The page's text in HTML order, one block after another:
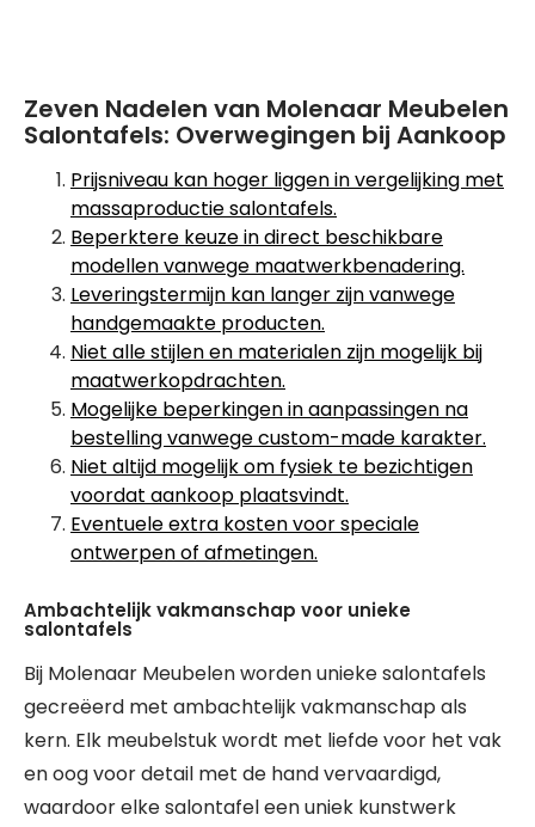
Zeven Nadelen van Molenaar Meubelen
Salontafels: Overwegingen bij Aankoop
Prijsniveau kan hoger liggen in vergelijking met
massaproductie salontafels.
Beperktere keuze in direct beschikbare
modellen vanwege maatwerkbenadering.
Leveringstermijn kan langer zijn vanwege
handgemaakte producten.
Niet alle stijlen en materialen zijn mogelijk bij
maatwerkopdrachten.
Mogelijke beperkingen in aanpassingen na
bestelling vanwege custom-made karakter.
Niet altijd mogelijk om fysiek te bezichtigen
voordat aankoop plaatsvindt.
Eventuele extra kosten voor speciale
ontwerpen of afmetingen.
Ambachtelijk vakmanschap voor unieke
salontafels
Bij Molenaar Meubelen worden unieke salontafels
gecreëerd met ambachtelijk vakmanschap als
kern. Elk meubelstuk wordt met liefde voor het vak
en oog voor detail met de hand vervaardigd,
waardoor elke salontafel een uniek kunstwerk